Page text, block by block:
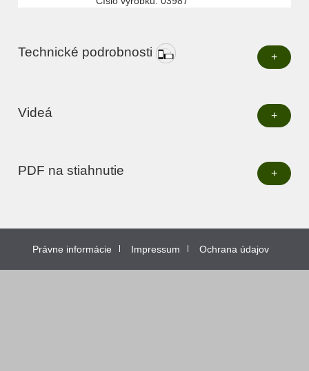
Technické podrobnosti +
Videá +
PDF na stiahnutie +
Právne informácie Impressum Ochrana údajov